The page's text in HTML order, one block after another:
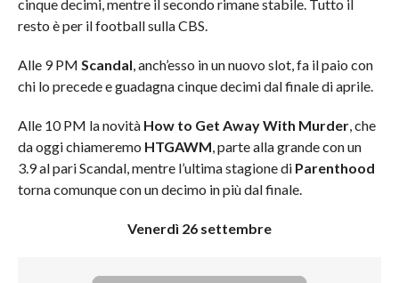
cinque decimi, mentre il secondo rimane stabile. Tutto il
resto è per il football sulla CBS.
Alle 9 PM Scandal , anch’esso in un nuovo slot, fa il paio con
chi lo precede e guadagna cinque decimi dal finale di aprile.
Alle 10 PM la novità How to Get Away With Murder, che
da oggi chiameremo HTGAWM , parte alla grande con un
3.9 al pari Scandal, mentre l’ultima stagione di Parenthood
torna comunque con un decimo in più dal finale.
Venerdì 26 settembre